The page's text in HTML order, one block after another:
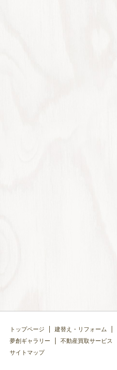
トップページ 建替え・リフォーム
夢創ギャラリー
不動産買取サービス
サイトマップ